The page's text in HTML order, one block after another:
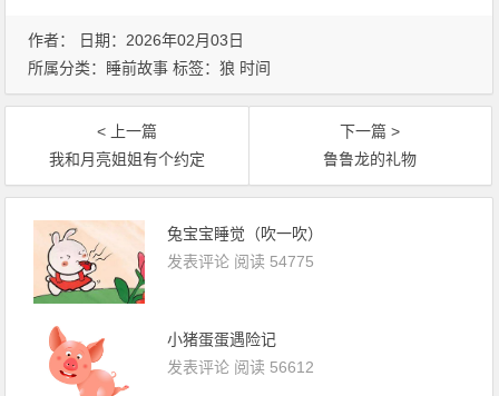
作者： 日期：2026年02月03日
所属分类： 睡前故事 标签：狼 时间
< 上一篇
我和月亮姐姐有个约定
下一篇 >
鲁鲁龙的礼物
兔宝宝睡觉（吹一吹）
发表评论 阅读 54775
小猪蛋蛋遇险记
发表评论 阅读 56612